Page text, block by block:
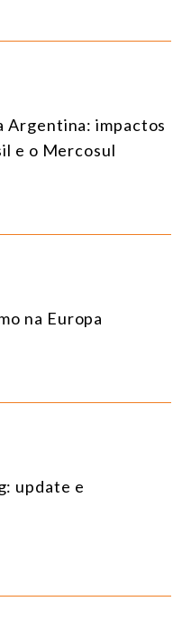
Argentina: impactos
e o Mercosul
na Europa
update e